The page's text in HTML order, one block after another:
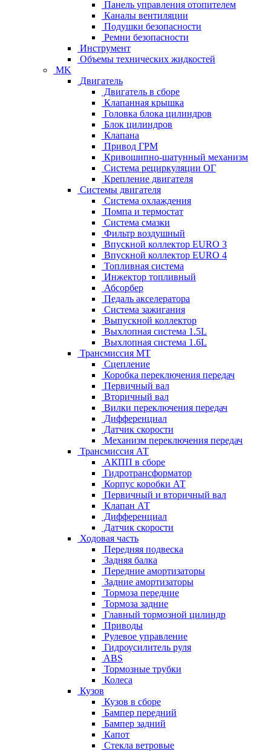
Панель управления отопителем
Каналы вентиляции
Подушки безопасности
Ремни безопасности
Инструмент
Объемы технических жидкостей
MK
Двигатель
Двигатель в сборе
Клапанная крышка
Головка блока цилиндров
Блок цилиндров
Клапана
Привод ГРМ
Кривошипно-шатунный механизм
Система рециркуляции ОГ
Крепление двигателя
Системы двигателя
Система охлаждения
Помпа и термостат
Система смазки
Фильтр воздушный
Впускной коллектор EURO 3
Впускной коллектор EURO 4
Топливная система
Инжектор топливный
Абсорбер
Педаль акселератора
Система зажигания
Выпускной коллектор
Выхлопная система 1.5L
Выхлопная система 1.6L
Трансмиссия МТ
Сцепление
Коробка переключения передач
Первичный вал
Вторичный вал
Вилки переключения передач
Дифференциал
Датчик скорости
Механизм переключения передач
Трансмиссия АТ
АКПП в сборе
Гидротрансформатор
Корпус коробки АТ
Первичный и вторичный вал
Клапан АТ
Дифференциал
Датчик скорости
Ходовая часть
Передняя подвеска
Задняя балка
Передние амортизаторы
Задние амортизаторы
Тормоза передние
Тормоза задние
Главный тормозной цилиндр
Приводы
Рулевое управление
Гидроусилитель руля
ABS
Тормозные трубки
Колеса
Кузов
Кузов в сборе
Бампер передний
Бампер задний
Капот
Стекла ветровые